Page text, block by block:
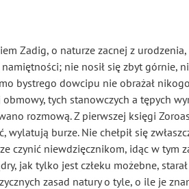
Zadig, o naturze zacnej z
nie nosił się zbyt górnie,
bystrego dowcipu nie obrażał
tych stanowczych a tępych
rozmową. Z pierwszej księgi
burze. Nie chełpił się
czynić niewdzięcznikom, idąc w tym
jak tylko jest człeku możebne,
zasad natury o tyle, o ile je